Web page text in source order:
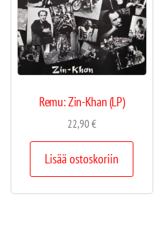
Remu: Zin-Khan (LP)
22,90€
Lisää ostoskoriin